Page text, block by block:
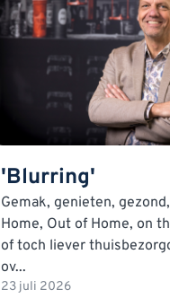
'Blurring'
Gemak, genieten,
Home, Out of Home, on
of toch liever
ov...
23 juli 2026